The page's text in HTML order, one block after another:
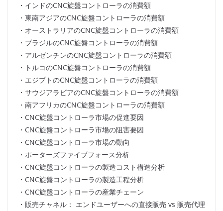
・インドのCNC旋盤コントローラの消費額
・東南アジアのCNC旋盤コントローラの消費額
・オーストラリアのCNC旋盤コントローラの消費額
・ブラジルのCNC旋盤コントローラの消費額
・アルゼンチンのCNC旋盤コントローラの消費額
・トルコのCNC旋盤コントローラの消費額
・エジプトのCNC旋盤コントローラの消費額
・サウジアラビアのCNC旋盤コントローラの消費額
・南アフリカのCNC旋盤コントローラの消費額
・CNC旋盤コントローラ市場の促進要因
・CNC旋盤コントローラ市場の阻害要因
・CNC旋盤コントローラ市場の動向
・ポーターズファイブフォース分析
・CNC旋盤コントローラの製造コスト構造分析
・CNC旋盤コントローラの製造工程分析
・CNC旋盤コントローラの産業チェーン
・販売チャネル： エンドユーザーへの直接販売 vs 販売代理